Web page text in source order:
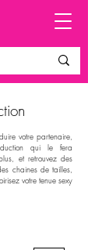
votre partenaire,
qui le fera
et retrouvez des
chaines de tailles,
votre tenue sexy